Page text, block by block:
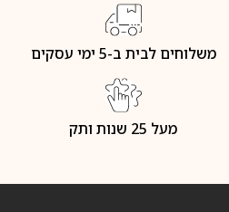
משלוחים לבית ב-5 ימי עסקים
מעל 25 שנות ותק